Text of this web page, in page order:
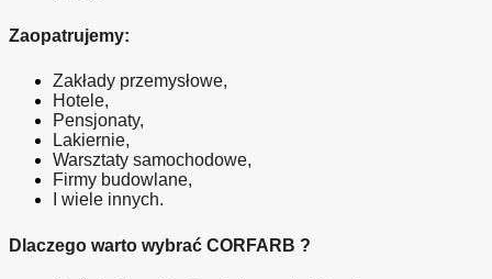
Zaopatrujemy:
Zakłady przemysłowe,
Hotele,
Pensjonaty,
Lakiernie,
Warsztaty samochodowe,
Firmy budowlane,
I wiele innych.
Dlaczego warto wybrać CORFARB ?